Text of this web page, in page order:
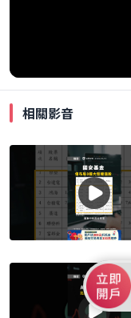
相關影音